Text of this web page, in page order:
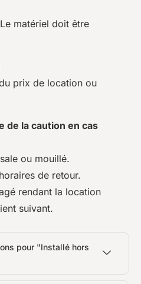
matériel doit être
prix de location ou
de la caution en cas
ou mouillé.
de retour.
rendant la location
suivant.
pour "Installé hors